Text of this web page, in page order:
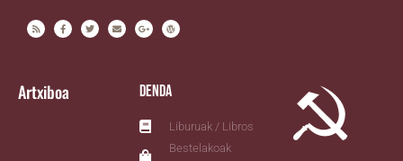
Artxiboa Denda
Liburuak / Libros
Bestelakoak